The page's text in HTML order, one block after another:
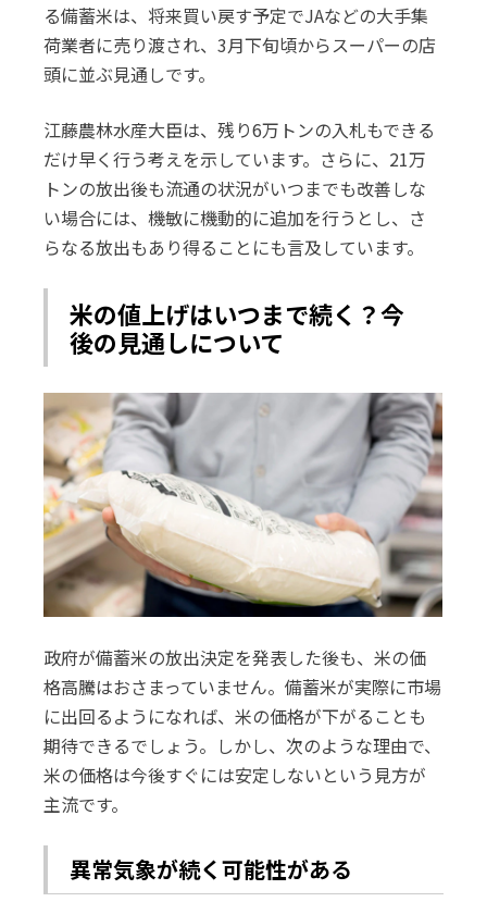
る備蓄米は、将来買い戻す予定でJAなどの大手集
荷業者に売り渡され、3月下旬頃からスーパーの店
頭に並ぶ見通しです。
江藤農林水産大臣は、残り6万トンの入札もできる
だけ早く行う考えを示しています。さらに、21万
トンの放出後も流通の状況がいつまでも改善しな
い場合には、機敏に機動的に追加を行うとし、さ
らなる放出もあり得ることにも言及しています。
米の値上げはいつまで続く？今
後の見通しについて
政府が備蓄米の放出決定を発表した後も、米の価
格高騰はおさまっていません。備蓄米が実際に市場
に出回るようになれば、米の価格が下がることも
期待できるでしょう。しかし、次のような理由で、
米の価格は今後すぐには安定しないという見方が
主流です。
異常気象が続く可能性がある